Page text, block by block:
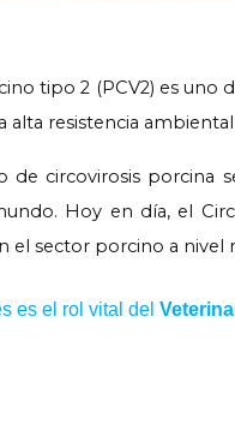
tipo 2 (PCV2) es uno
alta resistencia
de circovirosis porcina
Hoy en día, el
el sector porcino a nivel
es el rol vital del